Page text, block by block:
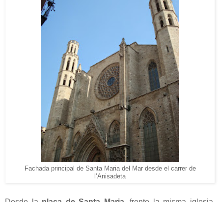
Fachada principal de Santa Maria del Mar desde el carrer de
l’Anisadeta